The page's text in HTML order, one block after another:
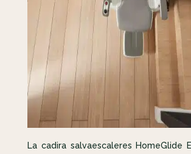
La cadira salvaescaleres HomeGlide